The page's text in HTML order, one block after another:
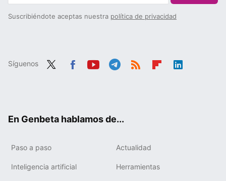
Suscribiéndote aceptas nuestra política de privacidad
Síguenos
En Genbeta hablamos de...
Paso a paso Actualidad
Inteligencia artificial Herramientas